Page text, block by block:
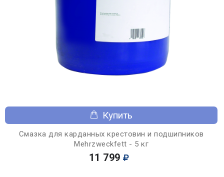
Купить
Смазка для карданных крестовин и подшипников
Mehrzweckfett - 5 кг
11 799